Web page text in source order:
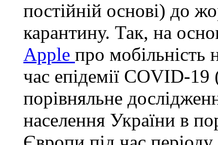
постійній основі) до
карантину. Так, на
Apple про мобільність
час епідемії COVID-
порівняльне
населення України в